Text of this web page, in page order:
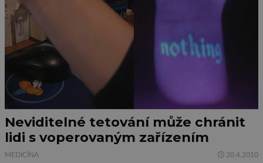
Neviditelné tetování může chránit
lidi s voperovaným zařízením
MEDICÍNA 20.4.2010